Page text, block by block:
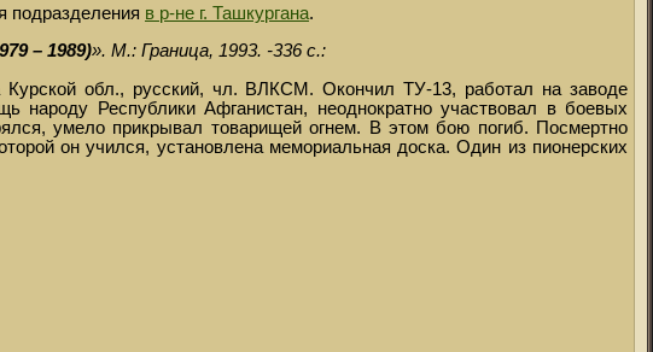
подразделения в р-не г. Ташкургана.
– 1989)». М.: Граница, 1993. -336 с.:
Курской обл., русский, чл. ВЛКСМ. Окончил ТУ-13, работал на заводе
Республики Афганистан, неоднократно участвовал в боевых
умело прикрывал товарищей огнем. В этом бою погиб. Посмертно
он учился, установлена мемориальная доска. Один из пионерских